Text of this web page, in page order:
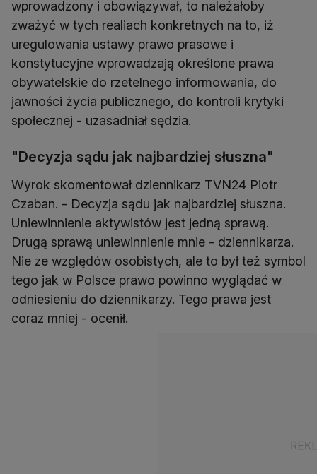
wprowadzony i obowiązywał, to należałoby
zważyć w tych realiach konkretnych na to, iż
uregulowania ustawy prawo prasowe i
konstytucyjne wprowadzają określone prawa
obywatelskie do rzetelnego informowania, do
jawności życia publicznego, do kontroli krytyki
społecznej - uzasadniał sędzia.
"Decyzja sądu jak najbardziej słuszna"
Wyrok skomentował dziennikarz TVN24 Piotr
Czaban. - Decyzja sądu jak najbardziej słuszna.
Uniewinnienie aktywistów jest jedną sprawą.
Drugą sprawą uniewinnienie mnie - dziennikarza.
Nie ze względów osobistych, ale to był też symbol
tego jak w Polsce prawo powinno wyglądać w
odniesieniu do dziennikarzy. Tego prawa jest
coraz mniej - ocenił.